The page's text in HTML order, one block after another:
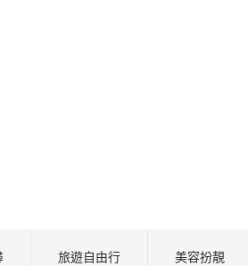
旅遊自由行 美容扮靚